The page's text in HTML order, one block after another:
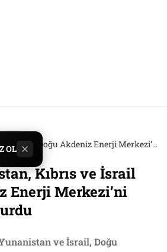
OL
ABD, Yunanistan, Kıbrıs ve İsrail Doğu Akdeniz Enerji Merkezi’ni Houston’da kurdu
Kıbrıs ve İsrail
Enerji Merkezi’ni
ve İsrail, Doğu